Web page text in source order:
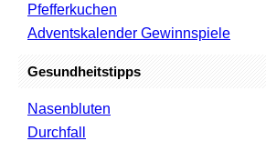
Pfefferkuchen
Adventskalender Gewinnspiele
Gesundheitstipps
Nasenbluten
Durchfall